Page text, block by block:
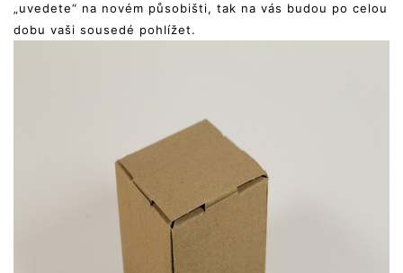
„uvedete“ na novém působišti, tak na vás budou po celou
dobu vaši sousedé pohlížet.